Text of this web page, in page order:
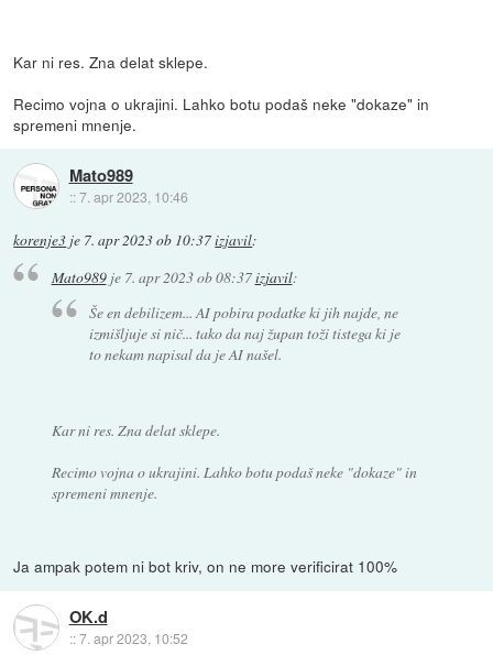
Kar ni res. Zna delat sklepe.
Recimo vojna o ukrajini. Lahko botu podaš neke "dokaze" in
spremeni mnenje.
Mato989
::7. apr 2023, 10:46
korenje3 je 7. apr 2023 ob 10:37izjavil:
Mato989je 7. apr 2023 ob 08:37izjavil:
Še en debilizem... AI pobira podatke ki jih najde, ne
izmišljuje si nič... tako da naj župan toži tistega ki je
to nekam napisal da je AI našel.
Kar ni res. Zna delat sklepe.
Recimo vojna o ukrajini. Lahko botu podaš neke "dokaze" in
spremeni mnenje.
Ja ampak potem ni bot kriv, on ne more verificirat 100%
OK.d
::7. apr 2023, 10:52